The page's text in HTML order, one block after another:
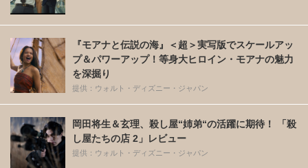
『モアナと伝説の海』＜超＞実写版でスケールアッ
プ＆パワーアップ！等身大ヒロイン・モアナの魅力
を深掘り
提供：ウォルト・ディズニー・ジャパン
岡田将生＆玄理、殺し屋“姉弟“の活躍に期待！ 「殺
し屋たちの店 2」レビュー
提供：ウォルト・ディズニー・ジャパン